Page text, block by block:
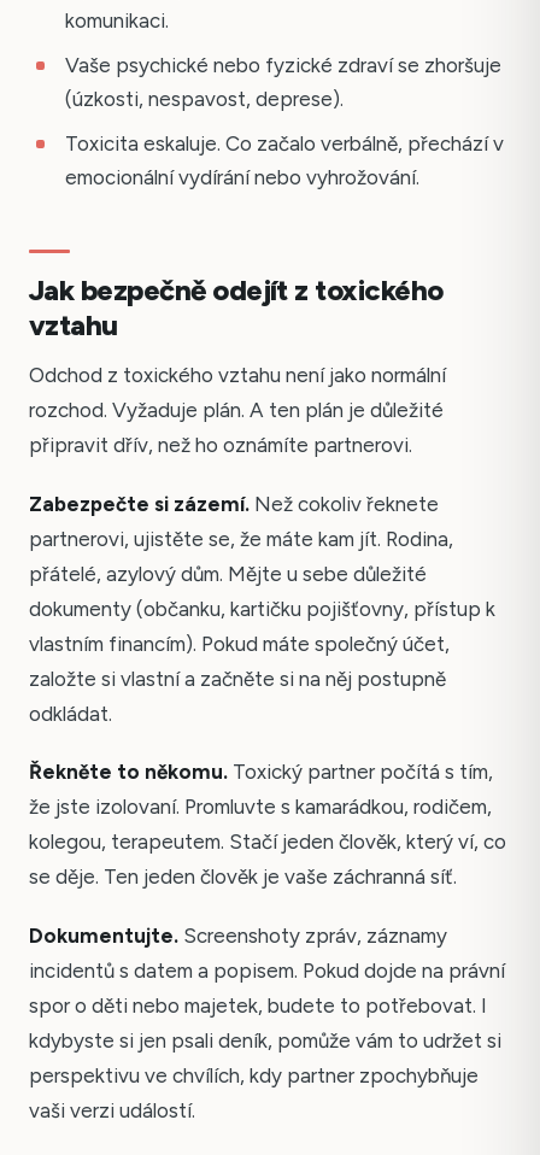
komunikaci.
Vaše psychické nebo fyzické zdraví se zhoršuje
(úzkosti, nespavost, deprese).
Toxicita eskaluje. Co začalo verbálně, přechází v
emocionální vydírání nebo vyhrožování.
Jak bezpečně odejít z toxického
vztahu
Odchod z toxického vztahu není jako normální
rozchod. Vyžaduje plán. A ten plán je důležité
připravit dřív, než ho oznámíte partnerovi.
Zabezpečte si zázemí. Než cokoliv řeknete
partnerovi, ujistěte se, že máte kam jít. Rodina,
přátelé, azylový dům. Mějte u sebe důležité
dokumenty (občanku, kartičku pojišťovny, přístup k
vlastním financím). Pokud máte společný účet,
založte si vlastní a začněte si na něj postupně
odkládat.
Řekněte to někomu. Toxický partner počítá s tím,
že jste izolovaní. Promluvte s kamarádkou, rodičem,
kolegou, terapeutem. Stačí jeden člověk, který ví, co
se děje. Ten jeden člověk je vaše záchranná síť.
Dokumentujte. Screenshoty zpráv, záznamy
incidentů s datem a popisem. Pokud dojde na právní
spor o děti nebo majetek, budete to potřebovat. I
kdybyste si jen psali deník, pomůže vám to udržet si
perspektivu ve chvílích, kdy partner zpochybňuje
vaši verzi událostí.